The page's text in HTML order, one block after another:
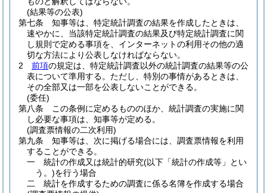
(結果等の公表)
第七条
知事等は、特定統計調査の結果を作成したときは、
速やかに、当該特定統計調査の結果及び特定統計調査に関
し規則で定める事項を、インターネットの利用その他の適
切な方法により公表しなければならない。
2
前項の規定は、特定統計調査以外の統計調査の結果等の公
表について準用する。 ただし、特別の事情があるときは、
その全部又は一部を公表しないことができる。
(委任)
第八条
この条例に定めるもののほか、統計調査の実施に関
し必要な事項は、知事等が定める。
(調査票情報の二次利用)
第九条
知事等は、次に掲げる場合には、調査票情報を利用
することができる。
一
統計の作成又は統計的研究(以下「統計の作成等」とい
う。)を行う場合
二
統計を作成するための調査に係る名簿を作成する場合